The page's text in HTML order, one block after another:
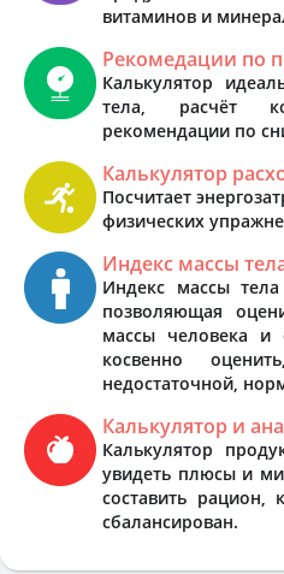
витаминов и
Рекомедации по
Калькулятор
тела, расчёт
рекомендации по
Калькулятор
Посчитает
физических
Индекс массы
Индекс массы
позволяющая
массы человека и
косвенно
недостаточной,
Калькулятор и
Калькулятор
увидеть плюсы и
составить рацион,
сбалансирован.